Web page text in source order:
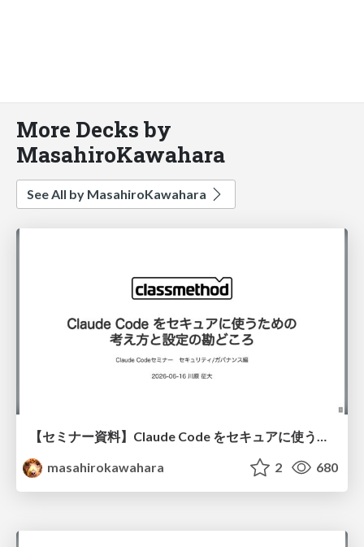
More Decks by
MasahiroKawahara
See All by MasahiroKawahara
【セミナー資料】Claude Code をセキュアに使うための考え方と設定の勘どころ / Claude Code Webinar 20260616
masahirokawahara
2 680